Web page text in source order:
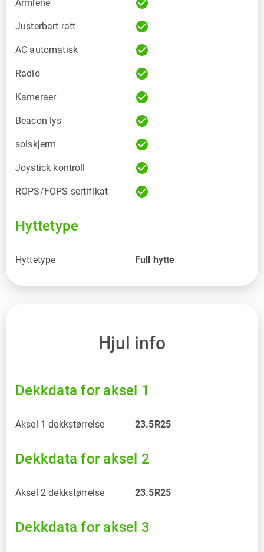
Armlene check_circle
Justerbart ratt check_circle
AC automatisk check_circle
Radio check_circle
Kameraer check_circle
Beacon lys check_circle
solskjerm check_circle
Joystick kontroll check_circle
ROPS/FOPS sertifikat check_circle
Hyttetype
Hyttetype Full hytte
Hjul info
Dekkdata for aksel 1
Aksel 1 dekkstørrelse 23.5R25
Dekkdata for aksel 2
Aksel 2 dekkstørrelse 23.5R25
Dekkdata for aksel 3